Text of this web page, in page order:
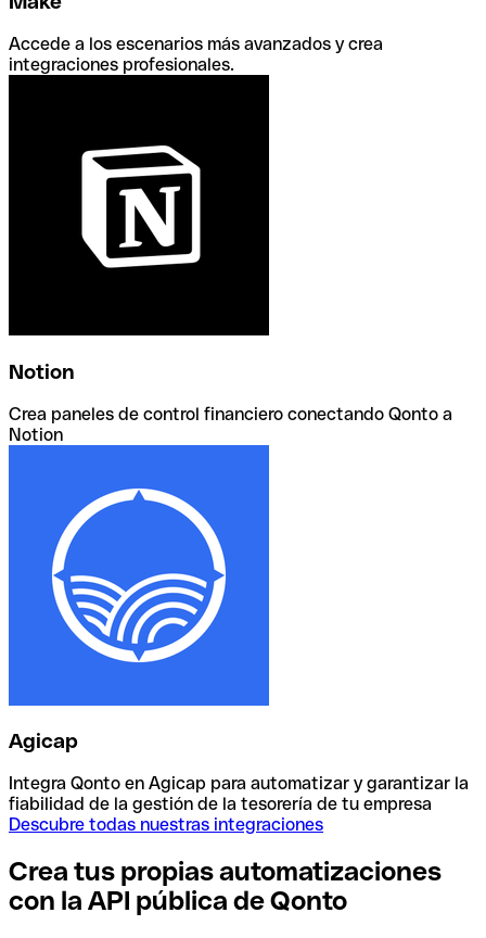
Accede a los escenarios más avanzados y crea
integraciones profesionales.
Notion
Crea paneles de control financiero conectando Qonto a
Notion
Agicap
Integra Qonto en Agicap para automatizar y garantizar la
fiabilidad de la gestión de la tesorería de tu empresa
Descubre todas nuestras integraciones
Crea tus propias automatizaciones
con la API pública de Qonto